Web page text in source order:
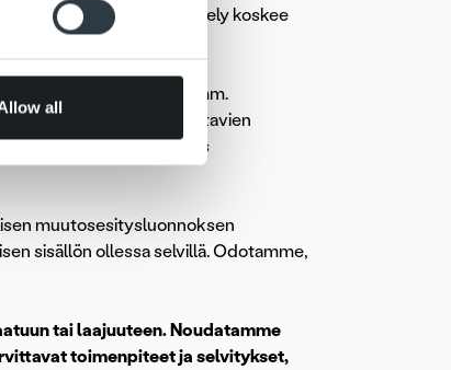
all
Tällä hetkellä sääntely koskee
säädettäisiin mm.
kulukorvaukseen oikeuttavien
velallisten osalta myös
muutosesitysluonnoksen
sisällön ollessa selvillä. Odotamme,
tai laajuuteen. Noudatamme
toimenpiteet ja selvitykset,